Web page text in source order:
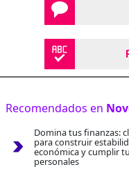
Recomendados en
Domina tus finanzas:
para construir
económica y cumplir
personales